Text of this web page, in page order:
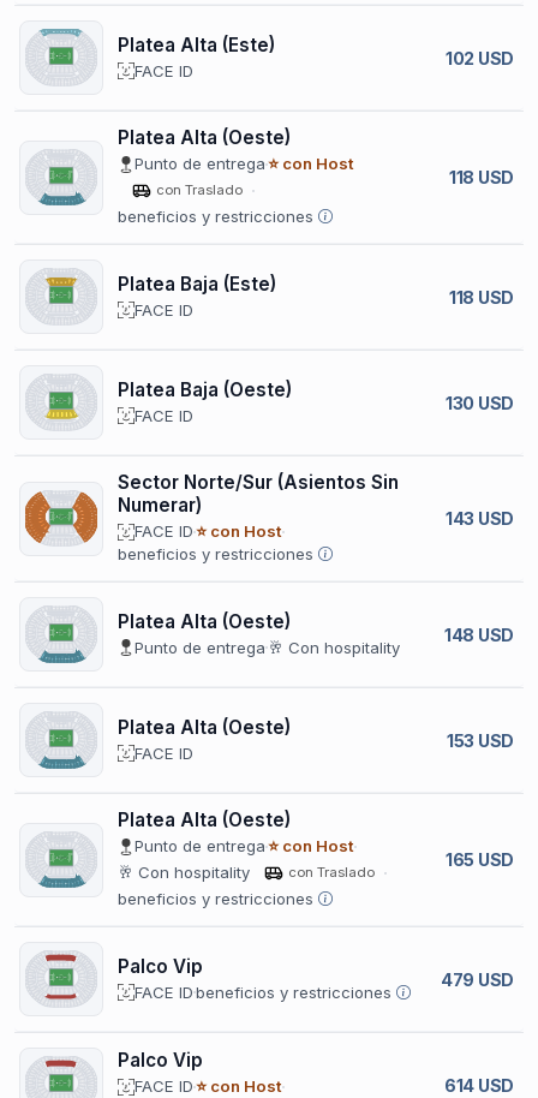
Platea Alta (Este)
FACE ID
102 USD
Platea Alta (Oeste)
Punto de entrega⭐ con Host
con Traslado
beneficios y restricciones
118 USD
Platea Baja (Este)
FACE ID
118 USD
Platea Baja (Oeste)
FACE ID
130 USD
Sector Norte/Sur (Asientos Sin
Numerar)
FACE ID⭐ con Host
beneficios y restricciones
143 USD
Platea Alta (Oeste)
Punto de entrega 🥂 Con hospitality
148 USD
Platea Alta (Oeste)
FACE ID
153 USD
Platea Alta (Oeste)
Punto de entrega⭐ con Host
🥂 Con hospitality
con Traslado
beneficios y restricciones
165 USD
Palco Vip
FACE IDbeneficios y restricciones
479 USD
Palco Vip
FACE ID⭐ con Host
614 USD